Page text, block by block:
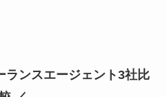
ランスエージェント3社比